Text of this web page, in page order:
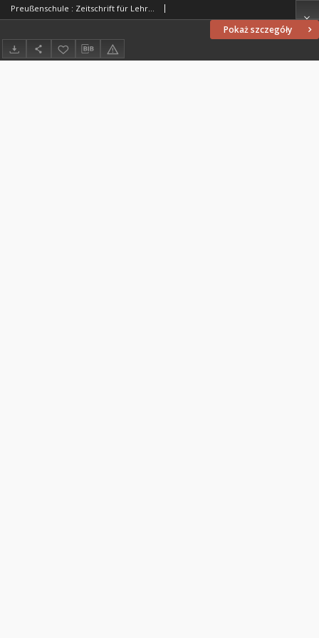
Pokaż szczegóły
Preußenschule : Zeitschrift für Lehrer und Freunde der Menschenbildung von allen Confessionen : herausgegeben vor Schulmännern in Preußen, 1834, nr 31